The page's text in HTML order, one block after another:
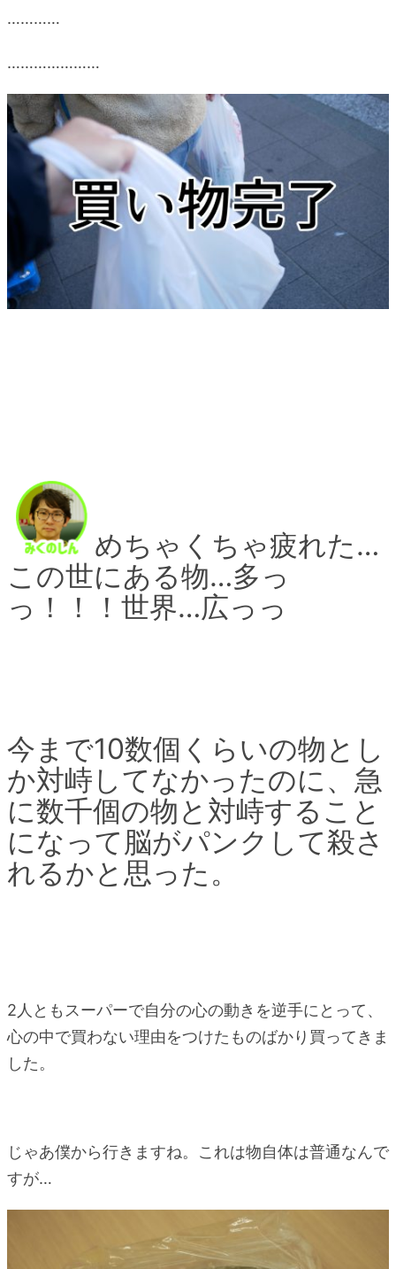
…………
…………………
めちゃくちゃ疲れた…
この世にある物…多っ
っ！！！世界…広っっ
今まで10数個くらいの物とし
か対峙してなかったのに、急
に数千個の物と対峙すること
になって脳がパンクして殺さ
れるかと思った。
2人ともスーパーで自分の心の動きを逆手にとって、
心の中で買わない理由をつけたものばかり買ってきま
した。
じゃあ僕から行きますね。これは物自体は普通なんで
すが…